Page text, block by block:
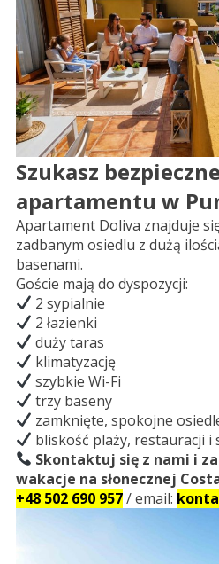
Szukasz
apartamentu w
Apartament Doliva znajduje
zadbanym osiedlu z dużą
basenami.
Goście mają do dyspozycji:
2 sypialnie
2 łazienki
duży taras
klimatyzację
szybkie Wi-Fi
trzy baseny
zamknięte, spokojne
bliskość plaży, restauracji i
Skontaktuj się z nami i
wakacje na słonecznej
+48 502 690 957/ email: